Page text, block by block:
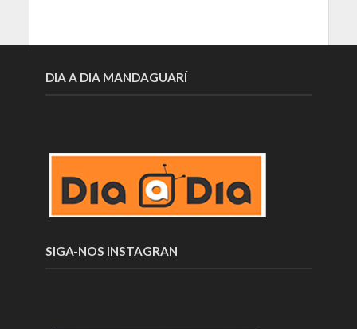
DIA A DIA MANDAGUARÍ
SIGA-NOS INSTAGRAN